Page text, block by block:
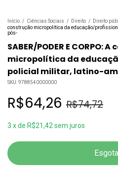
Início / Ciências Sociais / Direito / Direito
construção micropolítica da educação/
pós-
SABER/PODER E CORPO:
micropolítica da
policial militar, latino-
SKU:9788540000000
R$64,26 R$74,72
3 xde R$21,42 sem juros